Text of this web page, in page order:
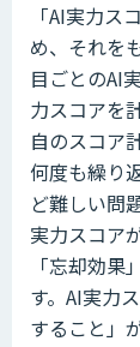
「AI実力
め、それを
目ごとのAI
力スコアを
自のスコア
何度も繰り
ど難しい問
実力スコア
「忘却効
す。AI実力
すること」